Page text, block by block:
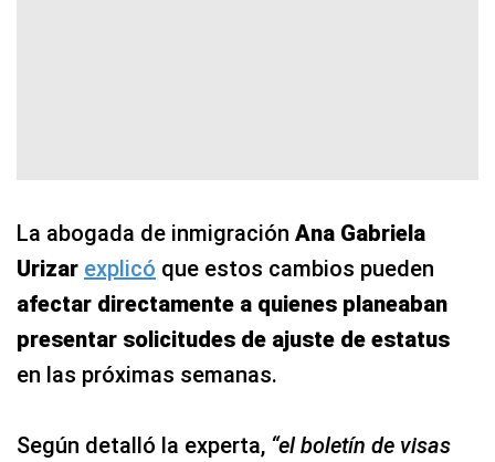
La abogada de inmigración Ana Gabriela
Urizar explicó que estos cambios pueden
afectar directamente a quienes planeaban
presentar solicitudes de ajuste de estatus
en las próximas semanas.
Según detalló la experta, “el boletín de visas